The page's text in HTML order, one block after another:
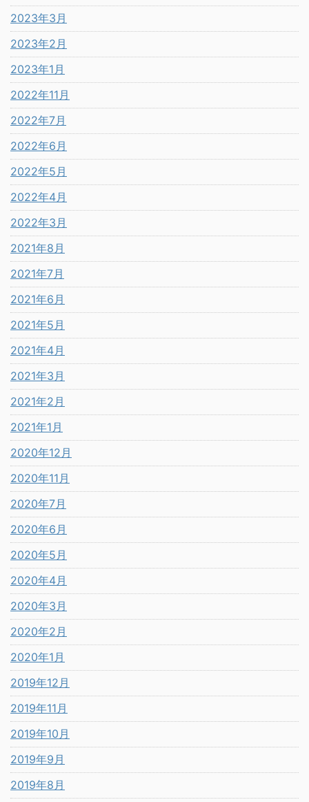
2023年3月
2023年2月
2023年1月
2022年11月
2022年7月
2022年6月
2022年5月
2022年4月
2022年3月
2021年8月
2021年7月
2021年6月
2021年5月
2021年4月
2021年3月
2021年2月
2021年1月
2020年12月
2020年11月
2020年7月
2020年6月
2020年5月
2020年4月
2020年3月
2020年2月
2020年1月
2019年12月
2019年11月
2019年10月
2019年9月
2019年8月